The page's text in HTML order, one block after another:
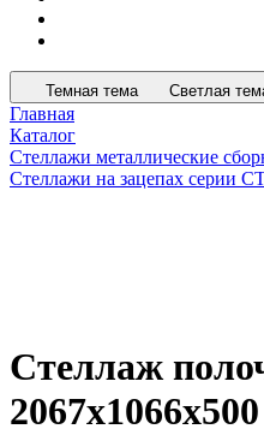
Темная тема Светлая
Главная
Каталог
Стеллажи металлические
Стеллажи на зацепах серии
Стеллаж
2067x1066x500